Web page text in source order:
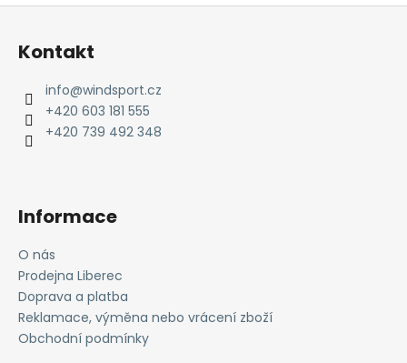
Z
Kontakt
info@windsport.cz
+420 603 181 555
+420 739 492 348
Informace
O nás
Prodejna Liberec
Doprava a platba
Reklamace, výměna nebo vrácení zboží
Obchodní podmínky